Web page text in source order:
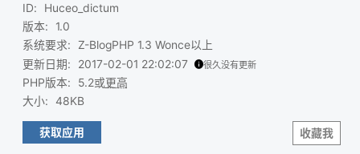
ID:
Huceo_dictum
版本:
1.0
系统要求:
Z-BlogPHP 1.3 Wonce以上
更新日期: 2017-02-01 22:02:07 很久没有更新
PHP版本: 5.2或更高
大小: 48KB
收藏我
获取应用